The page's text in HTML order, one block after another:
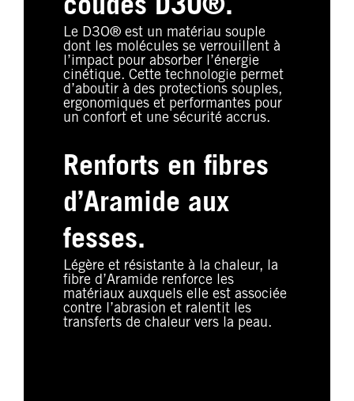
coudes D3O®.
Le D3O® est un matériau souple
dont les molécules se verrouillent à
l’impact pour absorber l’énergie
cinétique. Cette technologie permet
d’aboutir à des protections souples,
ergonomiques et performantes pour
un confort et une sécurité accrus.
Renforts en fibres
d’Aramide aux
fesses.
Légère et résistante à la chaleur, la
fibre d’Aramide renforce les
matériaux auxquels elle est associée
contre l’abrasion et ralentit les
transferts de chaleur vers la peau.